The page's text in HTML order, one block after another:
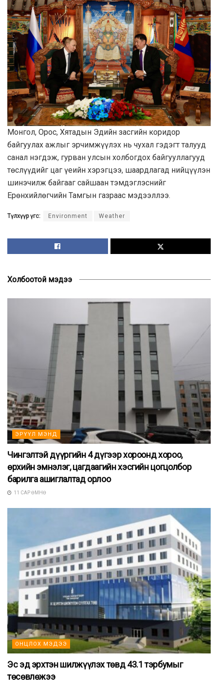
Монгол, Орос, Хятадын Эдийн засгийн коридор
байгуулах ажлыг эрчимжүүлэх нь чухал гэдэгт талууд
санал нэгдэж, гурван улсын холбогдох байгууллагууд
төслүүдийг цаг үеийн хэрэгцээ, шаардлагад нийцүүлэн
шинэчилж байгааг сайшаан тэмдэглэснийг
Ерөнхийлөгчийн Тамгын газраас мэдээллээ.
Түлхүүр үгс: Environment Weather
Холбоотой мэдээ
ЭРҮҮЛ МЭНД
Чингэлтэй дүүргийн 4 дүгээр хороонд хороо,
өрхийн эмнэлэг, цагдаагийн хэсгийн цогцолбор
барилга ашиглалтад орлоо
11 САР ӨМНӨ
ОНЦЛОХ МЭДЭЭ
Эс эд эрхтэн шилжүүлэх төвд 43.1 тэрбумыг
төсөвлөжээ